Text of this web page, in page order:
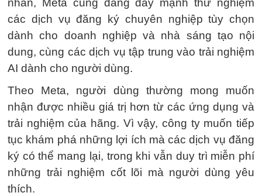
nhân, Meta cũng đang đẩy mạnh thử nghiệm
các dịch vụ đăng ký chuyên nghiệp tùy chọn
dành cho doanh nghiệp và nhà sáng tạo nội
dung, cùng các dịch vụ tập trung vào trải nghiệm
AI dành cho người dùng.
Theo Meta, người dùng thường mong muốn
nhận được nhiều giá trị hơn từ các ứng dụng và
trải nghiệm của hãng. Vì vậy, công ty muốn tiếp
tục khám phá những lợi ích mà các dịch vụ đăng
ký có thể mang lại, trong khi vẫn duy trì miễn phí
những trải nghiệm cốt lõi mà người dùng yêu
thích.